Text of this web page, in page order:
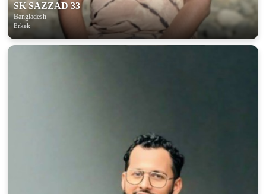
SK SAZZAD 33
Bangladesh
Erkek